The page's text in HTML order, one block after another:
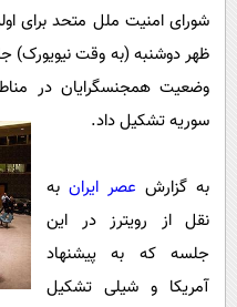
ظهر دوشنبه (به وقت نیویورک)
وضعیت همجنسگرایان در
سوریه تشکیل داد.
به گزارش عصر ایران به
نقل از رویترز در این
جلسه که به پیشنهاد
آمریکا و شیلی تشکیل